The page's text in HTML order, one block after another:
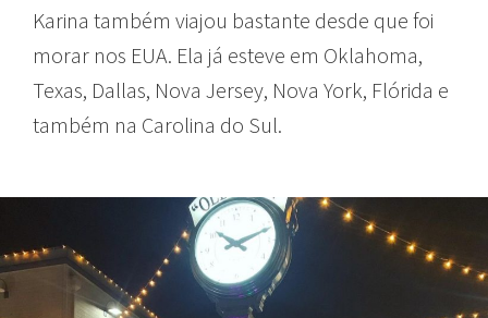
Karina também viajou bastante desde que foi
morar nos EUA. Ela já esteve em Oklahoma,
Texas, Dallas, Nova Jersey, Nova York, Flórida e
também na Carolina do Sul.